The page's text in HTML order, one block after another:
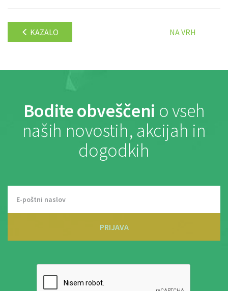
KAZALO NA VRH
Bodite obveščeni o vseh
naših novostih, akcijah in
dogodkih
PRIJAVA